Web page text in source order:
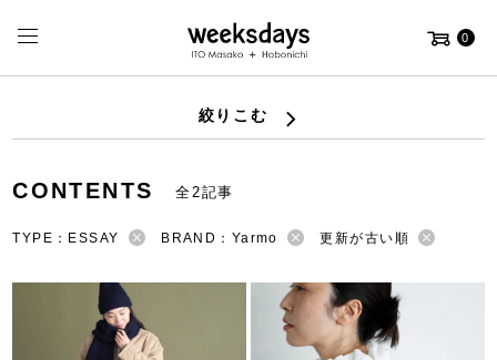
0
絞りこむ
CONTENTS 全2記事
TYPE：ESSAY BRAND：Yarmo 更新が古い順